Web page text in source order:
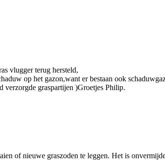
vlugger terug hersteld,
op het gazon,want er bestaan ook
verzorgde graspartijen )Groetjes Philip.
of nieuwe graszoden te leggen. Het is